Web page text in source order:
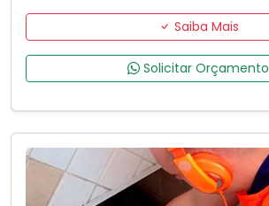
Saiba Mais
Solicitar Orçamento